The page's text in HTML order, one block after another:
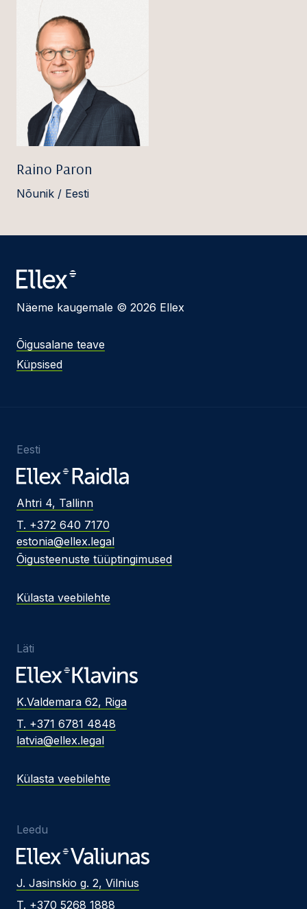
Raino Paron
Nõunik / Eesti
Näeme kaugemale © 2026 Ellex
Õigusalane teave
Küpsised
Eesti
Ahtri 4, Tallinn
T. +372 640 7170
estonia@ellex.legal
Õigusteenuste tüüptingimused
Külasta veebilehte
Läti
K.Valdemara 62, Riga
T. +371 6781 4848
latvia@ellex.legal
Külasta veebilehte
Leedu
J. Jasinskio g. 2, Vilnius
T. +370 5268 1888